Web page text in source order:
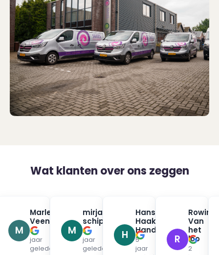
Wat klanten over ons zeggen
M
Marleen
Veenendaal
✓
6
jaar
geleden
M
mirjam
schippers
5
jaar
geleden
H
Hans
Haak
Handpan
5
jaar
R
Rowin
Van
het
loo
2